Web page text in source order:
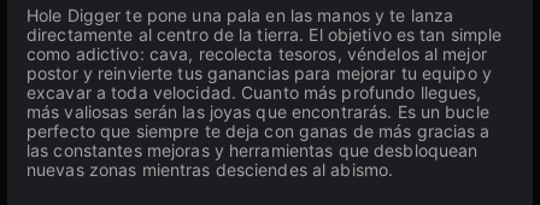
Hole Digger te pone una pala en las manos y te lanza
directamente al centro de la tierra. El objetivo es tan simple
como adictivo: cava, recolecta tesoros, véndelos al mejor
postor y reinvierte tus ganancias para mejorar tu equipo y
excavar a toda velocidad. Cuanto más profundo llegues,
más valiosas serán las joyas que encontrarás. Es un bucle
perfecto que siempre te deja con ganas de más gracias a
las constantes mejoras y herramientas que desbloquean
nuevas zonas mientras desciendes al abismo.